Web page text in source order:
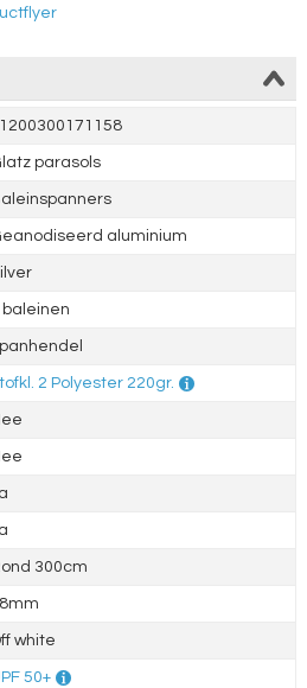
parasols
aluminium
baleinen
2 Polyester 220gr.
300cm
white
50+